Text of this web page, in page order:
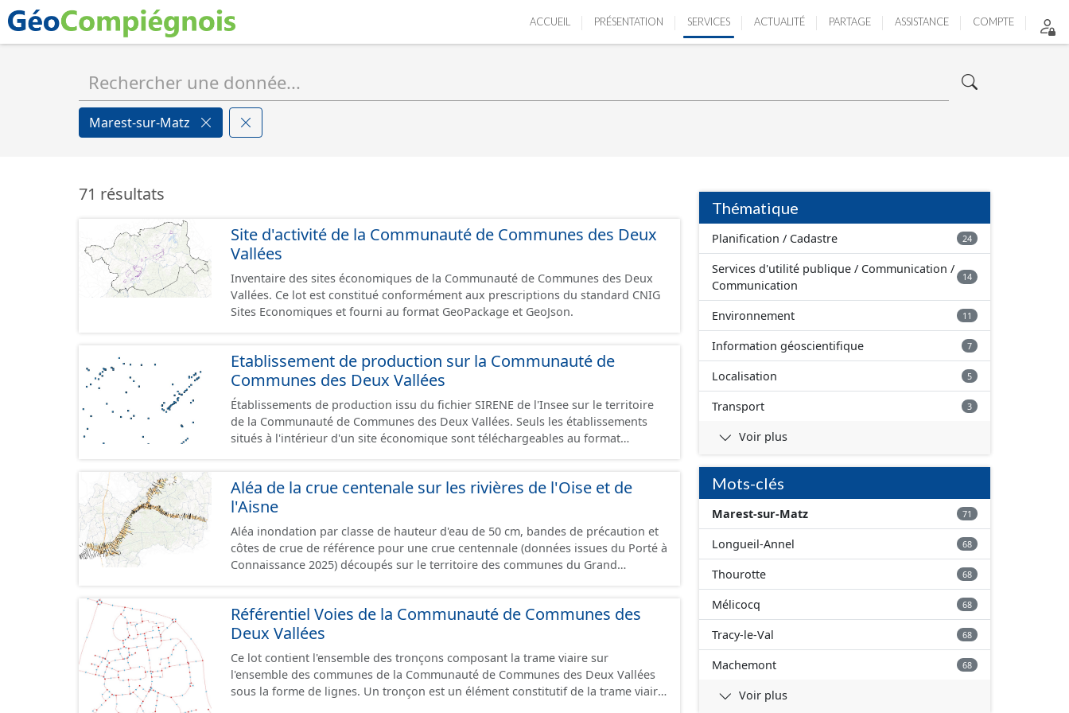
ACCUEIL PRÉSENTATION SERVICES ACTUALITÉ PARTAGE ASSISTANCE COMPTE
Marest-sur-Matz
71 résultats
Site d'activité de la Communauté de Communes des Deux
Vallées
Inventaire des sites économiques de la Communauté de Communes des Deux
Vallées. Ce lot est constitué conformément aux prescriptions du standard CNIG
Sites Economiques et fourni au format GeoPackage et GeoJson.
Etablissement de production sur la Communauté de
Communes des Deux Vallées
Établissements de production issu du fichier SIRENE de l'Insee sur le territoire
de la Communauté de Communes des Deux Vallées. Seuls les établissements
situés à l'intérieur d'un site économique sont téléchargeables au format
terrains à vocation économique à ce jour. Il est filtré au-delà des prescriptions
du CNIG se limitant aux SCI.
Aléa de la crue centenale sur les rivières de l'Oise et de
l'Aisne
Aléa inondation par classe de hauteur d'eau de 50 cm, bandes de précaution et
côtes de crue de référence pour une crue centennale (données issues du Porté à
Connaissance 2025) découpés sur le territoire des communes du Grand
Référentiel Voies de la Communauté de Communes des
Deux Vallées
Ce lot contient l'ensemble des tronçons composant la trame viaire sur
l'ensemble des communes de la Communauté de Communes des Deux Vallées
sous la forme de lignes. Un tronçon est un élément constitutif de la trame viaire.
Thématique
Planification / Cadastre 24
Services d'utilité publique / Communication /
Communication
14
Environnement 11
Information géoscientifique 7
Localisation 5
Transport 3
Voir plus
Mots-clés
Marest-sur-Matz 71
Longueil-Annel 68
Thourotte 68
Mélicocq 68
Tracy-le-Val 68
Machemont 68
Voir plus